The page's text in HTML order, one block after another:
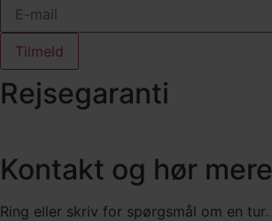
Tilmeld
Rejsegaranti
Kontakt og hør mere
Ring eller skriv for spørgsmål om en tur.